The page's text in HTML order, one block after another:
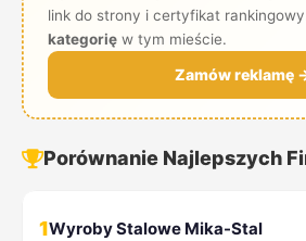
link do strony i certyfikat
kategorięw tym mieście.
Zamów reklamę
Porównanie Najlepszych
1